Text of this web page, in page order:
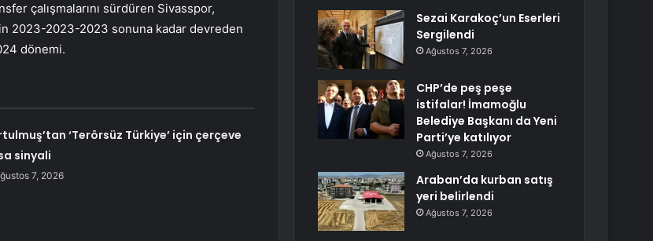
çalışmalarını sürdüren Sivasspor,
2023-2023-2023 sonuna kadar devreden
dönemi.
‘Terörsüz Türkiye’ için çerçeve
sinyali
7, 2026
Sezai Karakoç’un Eserleri
Sergilendi
Ağustos 7, 2026
CHP’de peş peşe
istifalar! İmamoğlu
Belediye Başkanı da Yeni
Parti’ye katılıyor
Ağustos 7, 2026
Araban’da kurban satış
yeri belirlendi
Ağustos 7, 2026